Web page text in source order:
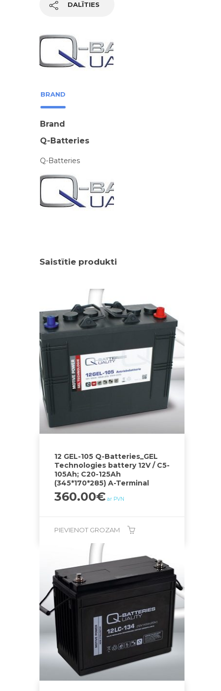
DALĪTIES
BRAND
Brand
Q-Batteries
Q-Batteries
Saistītie produkti
12 GEL-105 Q-Batteries_GEL
Technologies battery 12V / C5-
105Ah; C20-125Ah
(345*170*285) A-Terminal
360.00€ ar PVN
PIEVIENOT GROZAM